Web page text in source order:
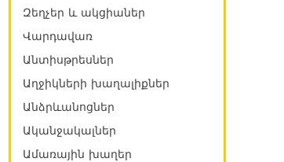
Զեղչեր և ակցիաներ
Վարդավառ
Անտիսթրեսներ
Աղջիկների խաղալիքներ
Անձրևանոցներ
Ականջակալներ
Ամառային խաղեր